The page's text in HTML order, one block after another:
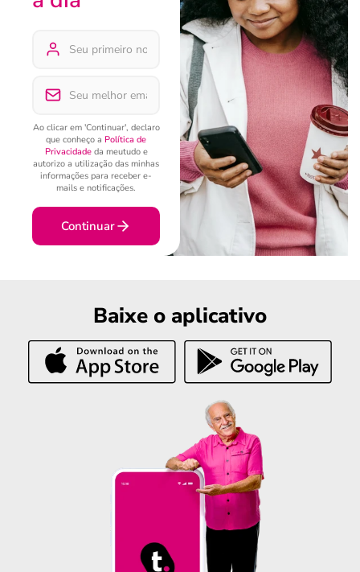
Ao clicar em 'Continuar', declaro
que conheço a Política de
Privacidadeda meutudo e
autorizo a utilização das minhas
informações para receber e-
mails e notificações.
Continuar
Baixe o aplicativo